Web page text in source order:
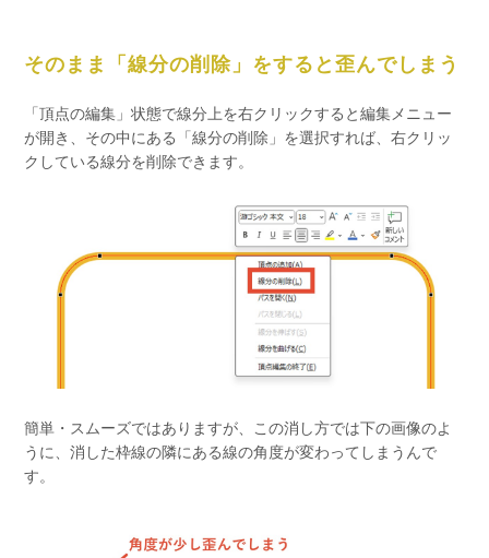
そのまま「線分の削除」をすると歪んでしまう
「頂点の編集」状態で線分上を右クリックすると編集メニュー
が開き、その中にある「線分の削除」を選択すれば、右クリッ
クしている線分を削除できます。
簡単・スムーズではありますが、この消し方では下の画像のよ
うに、消した枠線の隣にある線の角度が変わってしまうんで
す。